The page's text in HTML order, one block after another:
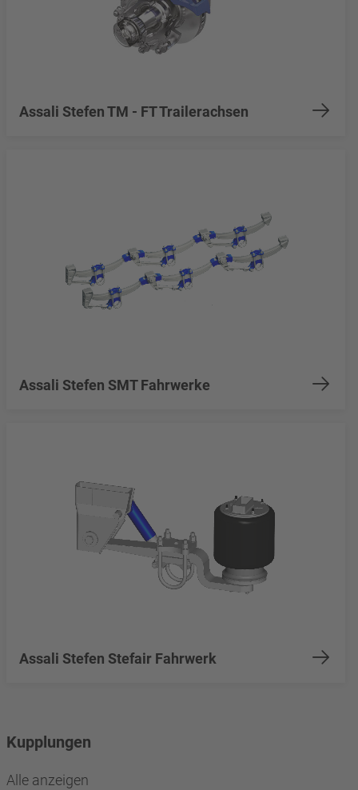
Assali Stefen TM - FT Trailerachsen
Assali Stefen SMT Fahrwerke
Assali Stefen Stefair Fahrwerk
Kupplungen
Alle anzeigen